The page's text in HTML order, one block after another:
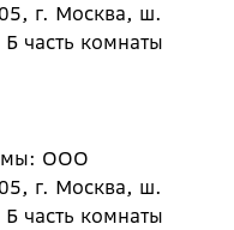
г. Москва, ш.
часть комнаты
ООО
г. Москва, ш.
часть комнаты